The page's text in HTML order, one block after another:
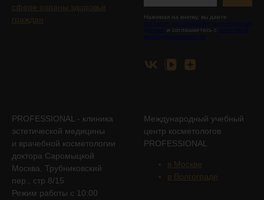
сфере охраны здоровья
граждан
Нажимая на кнопку, вы даете
согласие на обработку персональных
данных и соглашаетесь с политикой
конфиденциальности
PROFESSIONAL - клиника
эстетической медицины
и врачебной косметологии
доктора Саромыцкой
Москва, Трубниковский
пер., стр 8/15
Режим работы с 10:00
Международный учебный
центр косметологов
PROFESSIONAL
в Москве
в Волгограде